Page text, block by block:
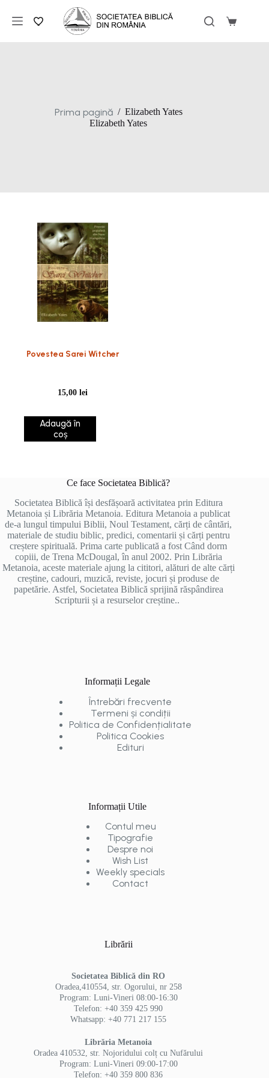
conținut
Coș
Prima pagină / Elizabeth Yates
Elizabeth Yates
Povestea Sarei Witcher
15,00lei
Adaugă în
coș
Ce face Societatea Biblică?
Societatea Biblică își desfășoară activitatea prin Editura
Metanoia și Librăria Metanoia. Editura Metanoia a publicat
de-a lungul timpului Biblii, Noul Testament, cărți de cântări,
materiale de studiu biblic, predici, comentarii și cărți pentru
creștere spirituală. Prima carte publicată a fost Când dorm
copiii, de Trena McDougal, în anul 2002. Prin Librăria
Metanoia, aceste materiale ajung la cititori, alături de alte cărți
creștine, cadouri, muzică, reviste, jocuri și produse de
papetărie. Astfel, Societatea Biblică sprijină răspândirea
Scripturii și a resurselor creștine..
Informații Legale
Întrebări frecvente
Termeni și condiții
Politica de Confidențialitate
Politica Cookies
Edituri
Informații Utile
Contul meu
Tipografie
Despre noi
Wish List
Weekly specials
Contact
Librării
Societatea Biblică din RO
Oradea,410554, str. Ogorului, nr 258
Program: Luni-Vineri 08:00-16:30
Telefon: +40 359 425 990
Whatsapp: +40 771 217 155
Librăria Metanoia
Oradea 410532, str. Nojoridului colț cu Nufărului
Program: Luni-Vineri 09:00-17:00
Telefon: +40 359 800 836